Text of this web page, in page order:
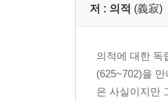
제2 불음주계第二 不
제5 거죄교참계第
제6 공사청법계第
제7 청법자수계第
저 : 의적 (義寂)
의적에 대한 독
(625~702)을
은 사실이지만